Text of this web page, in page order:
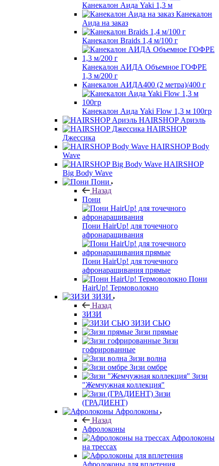
Канекалон Аида Yaki 1,3 м
Канекалон
Аида на заказ
Канекалон Braids 1,4 м/100 г
Канекалон АИДА Объемное ГОФРЕ
1,3 м/200 г
Канекалон АИДА400 (2 метра)/400 г
Канекалон Аида Yaki Flow 1,3 м 100гр
HAIRSHOP Ариэль
HAIRSHOP
Джессика
HAIRSHOP Body
Wave
HAIRSHOP
Big Body Wave
Пони
Назад
Пони
Пони HairUp! для точечного
афронаращивания
Пони HairUp! для точечного
афронаращивания прямые
Пони
HairUp! Термоволокно
ЗИЗИ
Назад
ЗИЗИ
ЗИЗИ СЬЮ
Зизи прямые
Зизи
гофрированные
Зизи волна
Зизи омбре
Зизи
"Жемчужная коллекция"
Зизи
(ГРАДИЕНТ)
Афролоконы
Назад
Афролоконы
Афролоконы
на трессах
Афролоконы для вплетения